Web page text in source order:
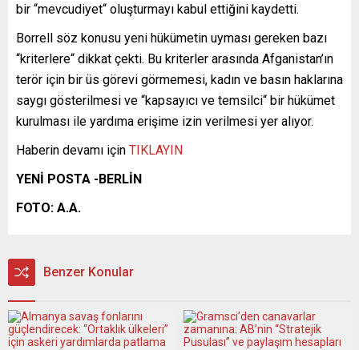
bir “mevcudiyet“ oluşturmayı kabul ettiğini kaydetti.
Borrell söz konusu yeni hükümetin uyması gereken bazı
“kriterlere“ dikkat çekti. Bu kriterler arasında Afganistan’ın
terör için bir üs görevi görmemesi, kadın ve basın haklarına
saygı gösterilmesi ve “kapsayıcı ve temsilci“ bir hükümet
kurulması ile yardıma erişime izin verilmesi yer alıyor.
Haberin devamı için TIKLAYIN
YENİ POSTA -BERLİN
FOTO: A.A.
Benzer Konular